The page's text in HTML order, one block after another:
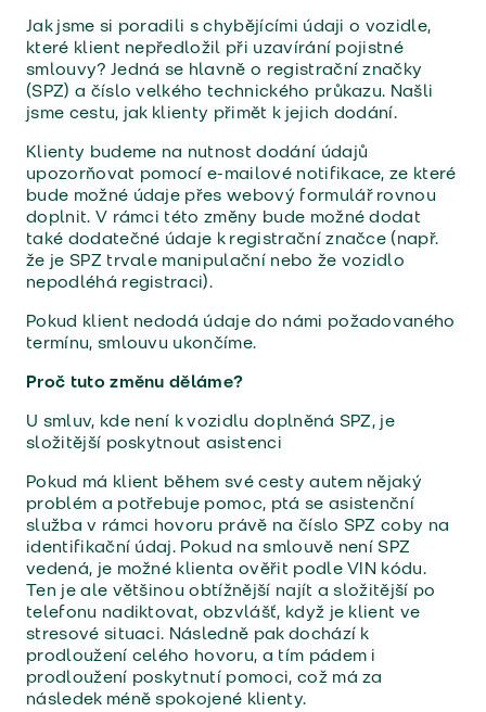
Jak jsme si poradili s chybějícími údaji o vozidle,
které klient nepředložil při uzavírání pojistné
smlouvy? Jedná se hlavně o registrační značky
(SPZ) a číslo velkého technického průkazu. Našli
jsme cestu, jak klienty přimět k jejich dodání.
Klienty budeme na nutnost dodání údajů
upozorňovat pomocí e-mailové notifikace, ze které
bude možné údaje přes webový formulář rovnou
doplnit. V rámci této změny bude možné dodat
také dodatečné údaje k registrační značce (např.
že je SPZ trvale manipulační nebo že vozidlo
nepodléhá registraci).
Pokud klient nedodá údaje do námi požadovaného
termínu, smlouvu ukončíme.
Proč tuto změnu děláme?
U smluv, kde není k vozidlu doplněná SPZ, je
složitější poskytnout asistenci
Pokud má klient během své cesty autem nějaký
problém a potřebuje pomoc, ptá se asistenční
služba v rámci hovoru právě na číslo SPZ coby na
identifikační údaj. Pokud na smlouvě není SPZ
vedená, je možné klienta ověřit podle VIN kódu.
Ten je ale většinou obtížnější najít a složitější po
telefonu nadiktovat, obzvlášť, když je klient ve
stresové situaci. Následně pak dochází k
prodloužení celého hovoru, a tím pádem i
prodloužení poskytnutí pomoci, což má za
následek méně spokojené klienty.